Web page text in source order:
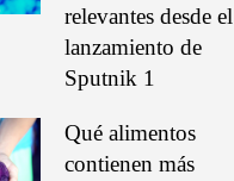
relevantes desde el
lanzamiento de
Sputnik 1
Qué alimentos
contienen más